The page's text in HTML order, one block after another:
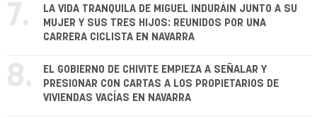
7.
LA VIDA TRANQUILA DE MIGUEL INDURÁIN JUNTO A SU
MUJER Y SUS TRES HIJOS: REUNIDOS POR UNA
CARRERA CICLISTA EN NAVARRA
8.
EL GOBIERNO DE CHIVITE EMPIEZA A SEÑALAR Y
PRESIONAR CON CARTAS A LOS PROPIETARIOS DE
VIVIENDAS VACÍAS EN NAVARRA